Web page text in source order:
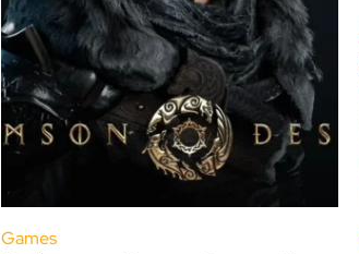
Games